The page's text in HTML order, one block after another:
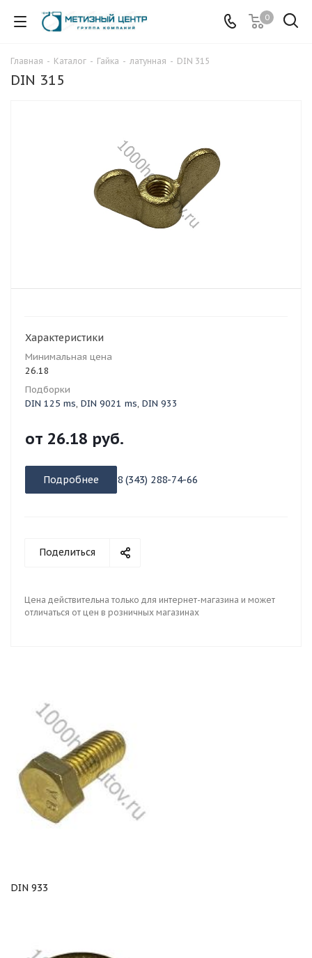
0
Главная - Каталог - Гайка - латунная - DIN 315
DIN 315
Характеристики
Минимальная цена
26.18
Подборки
DIN 125 ms, DIN 9021 ms, DIN 933
от 26.18 руб.
Подробнее 8 (343) 288-74-66
Поделиться
Цена действительна только для интернет-магазина и может
отличаться от цен в розничных магазинах
DIN 933